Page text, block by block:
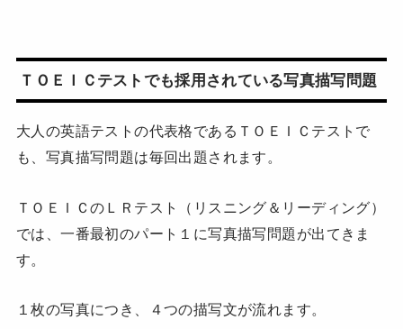
ＴＯＥＩＣテストでも採用されている写真描写問題
大人の英語テストの代表格であるＴＯＥＩＣテストで
も、写真描写問題は毎回出題されます。
ＴＯＥＩＣのＬＲテスト（リスニング＆リーディング）
では、一番最初のパート１に写真描写問題が出てきま
す。
１枚の写真につき、４つの描写文が流れます。